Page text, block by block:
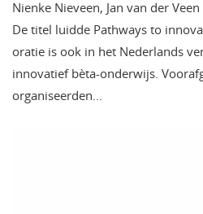
Nienke Nieveen, Jan van der
De titel luidde Pathways to
oratie is ook in het Nederlands
innovatief bèta-onderwijs.
organiseerden…